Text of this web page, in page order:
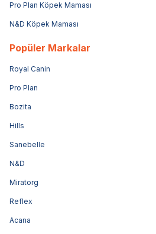
Pro Plan Köpek Maması
N&D Köpek Maması
Popüler Markalar
Royal Canin
Pro Plan
Bozita
Hills
Sanebelle
N&D
Miratorg
Reflex
Acana